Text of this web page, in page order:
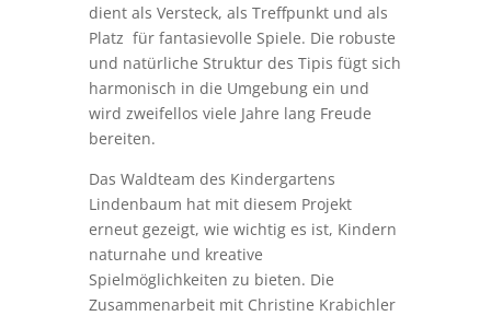
dient als Versteck, als Treffpunkt und als
Platz für fantasievolle Spiele. Die robuste
und natürliche Struktur des Tipis fügt sich
harmonisch in die Umgebung ein und
wird zweifellos viele Jahre lang Freude
bereiten.
Das Waldteam des Kindergartens
Lindenbaum hat mit diesem Projekt
erneut gezeigt, wie wichtig es ist, Kindern
naturnahe und kreative
Spielmöglichkeiten zu bieten. Die
Zusammenarbeit mit Christine Krabichler